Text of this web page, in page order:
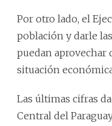
Por otro lado, el
población y darle
puedan aprovechar
situación
Las últimas cifras
Central del